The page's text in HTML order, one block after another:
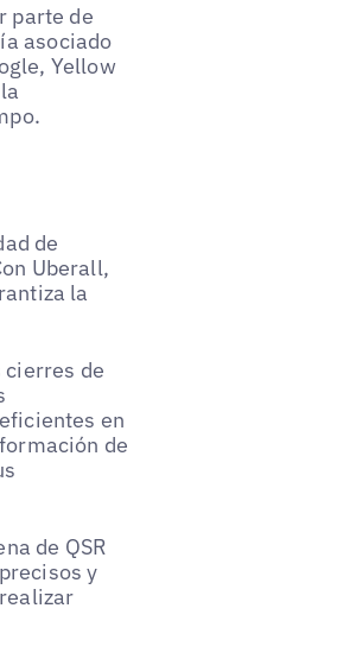
parte de
asociado
Yellow
de
Uberall,
la
de
en
de
de QSR
y